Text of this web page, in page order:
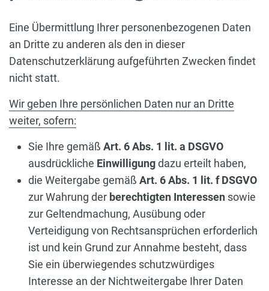
Eine Übermittlung Ihrer personenbezogenen Daten
an Dritte zu anderen als den in dieser
Datenschutzerklärung aufgeführten Zwecken findet
nicht statt.
Wir geben Ihre persönlichen Daten nur an Dritte
weiter, sofern:
Sie Ihre gemäß Art. 6 Abs. 1 lit. a DSGVO
ausdrückliche Einwilligungdazu erteilt haben,
die Weitergabe gemäß Art. 6 Abs. 1 lit. f DSGVO
zur Wahrung der berechtigten Interessen sowie
zur Geltendmachung, Ausübung oder
Verteidigung von Rechtsansprüchen erforderlich
ist und kein Grund zur Annahme besteht, dass
Sie ein überwiegendes schutzwürdiges
Interesse an der Nichtweitergabe Ihrer Daten